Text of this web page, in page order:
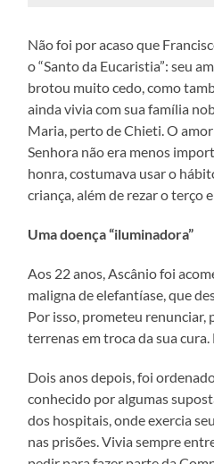
Não foi por acaso que
o “Santo da Eucaristia”: seu
brotou muito cedo, como
ainda vivia com sua família
Maria, perto de Chieti. O
Senhora não era menos
honra, costumava usar o
criança, além de rezar o terço
Uma doença “iluminadora”
Aos 22 anos, Ascânio foi
maligna de elefantíase, que
Por isso, prometeu renunciar,
terrenas em troca da sua cura.
Dois anos depois, foi
conhecido por algumas
dos hospitais, onde exercia
nas prisões. Vivia sempre